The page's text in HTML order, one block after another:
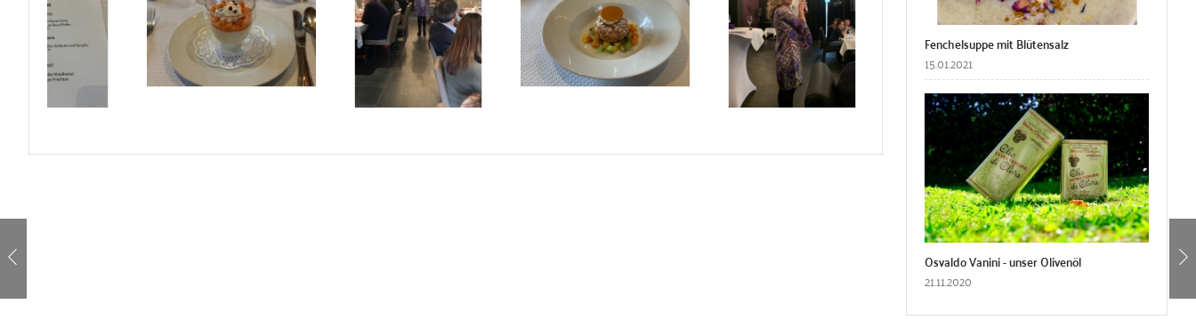
Fenchelsuppe mit Blütensalz
15.01.2021
Osvaldo Vanini - unser Olivenöl
21.11.2020